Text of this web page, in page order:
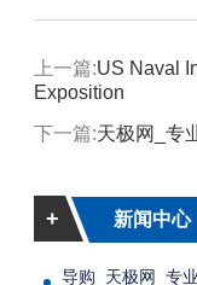
上一篇:US Naval
Exposition
下一篇:天极网_专
+ 新闻中心
导购_天极网_专